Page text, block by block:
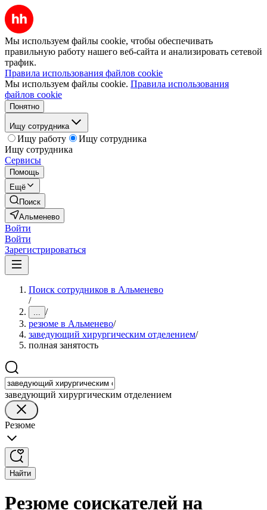
Мы используем файлы cookie, чтобы обеспечивать
правильную работу нашего веб-сайта и анализировать сетевой
трафик.
Правила использования файлов cookie
Мы используем файлы cookie. Правила использования
файлов cookie
Понятно
Ищу сотрудника
Ищу работу
Ищу сотрудника
Ищу сотрудника
Сервисы
Помощь
Ещё
Поиск
Альменево
Войти
Войти
Зарегистрироваться
Поиск сотрудников в Альменево
/
... /
резюме в Альменево/
заведующий хирургическим отделением/
полная занятость
заведующий хирургическим отделением
Резюме
Найти
Резюме соискателей на